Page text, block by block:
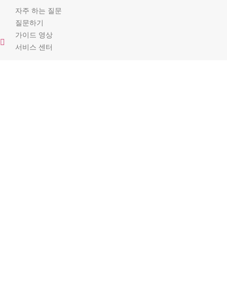
자주 하는 질문
질문하기
가이드 영상
서비스 센터